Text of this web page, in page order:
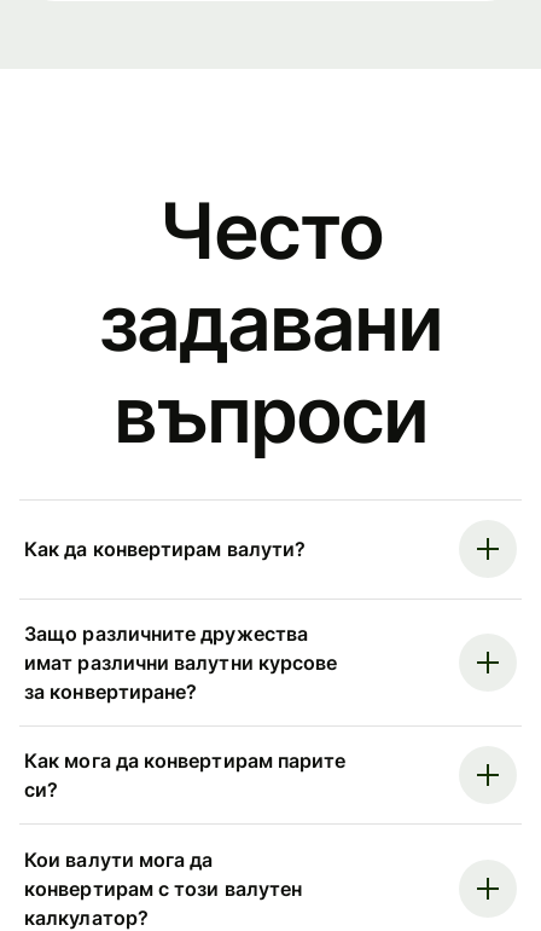
Често
задавани
въпроси
Как да конвертирам валути?
Защо различните дружества
имат различни валутни курсове
за конвертиране?
Как мога да конвертирам парите
си?
Кои валути мога да
конвертирам с този валутен
калкулатор?